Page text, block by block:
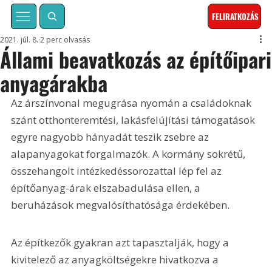
FELIRATKOZÁS
Állami beavatkozás az építőipari
anyagárakba
2021. júl. 8. 2 perc olvasás
Az árszínvonal megugrása nyomán a családoknak
szánt otthonteremtési, lakásfelújítási támogatások
egyre nagyobb hányadát teszik zsebre az
alapanyagokat forgalmazók. A kormány sokrétű,
összehangolt intézkedéssorozattal lép fel az
építőanyag-árak elszabadulása ellen, a
beruházások megvalósíthatósága érdekében.
Az építkezők gyakran azt tapasztalják, hogy a
kivitelező az anyagköltségekre hivatkozva a